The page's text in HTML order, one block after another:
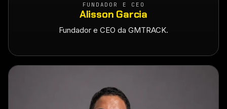
FUNDADOR E CEO
Alisson Garcia
Fundador e CEO da GMTRACK.